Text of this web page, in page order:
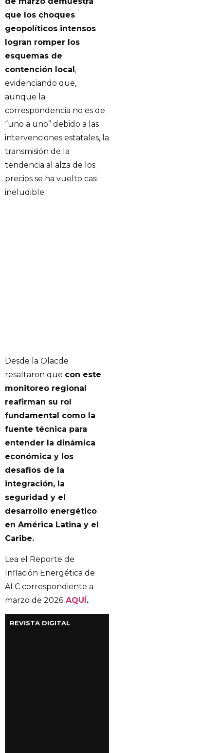
que los choques
geopolíticos intensos
logran romper los
esquemas de
contención local ,
evidenciando que,
aunque la
correspondencia no es de
“uno a uno” debido a las
intervenciones estatales, la
transmisión de la
tendencia al alza de los
precios se ha vuelto casi
ineludible.
Desde la Olacde
resaltaron que con este
monitoreo regional
reafirman su rol
fundamental como la
fuente técnica para
entender la dinámica
económica y los
desafíos de la
integración, la
seguridad y el
desarrollo energético
en América Latina y el
Caribe.
Lea el Reporte de
Inflación Energética de
ALC correspondiente a
marzo de 2026 AQUÍ.
REVISTA DIGITAL